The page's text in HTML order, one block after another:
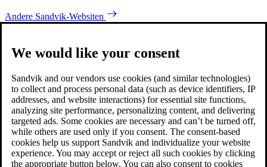
Andere Sandvik-Websiten
We would like your consent
Sandvik and our vendors use cookies (and similar technologies)
to collect and process personal data (such as device identifiers, IP
addresses, and website interactions) for essential site functions,
analyzing site performance, personalizing content, and delivering
targeted ads. Some cookies are necessary and can’t be turned off,
while others are used only if you consent. The consent-based
cookies help us support Sandvik and individualize your website
experience. You may accept or reject all such cookies by clicking
the appropriate button below. You can also consent to cookies